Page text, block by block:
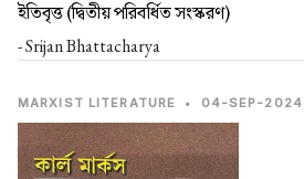
ইতিবৃত্ত (দ্বিতীয় পরিবর্ধিত সংস্করণ)
- Srijan Bhattacharya
MARXIST LITERATURE • 04-SEP-2024